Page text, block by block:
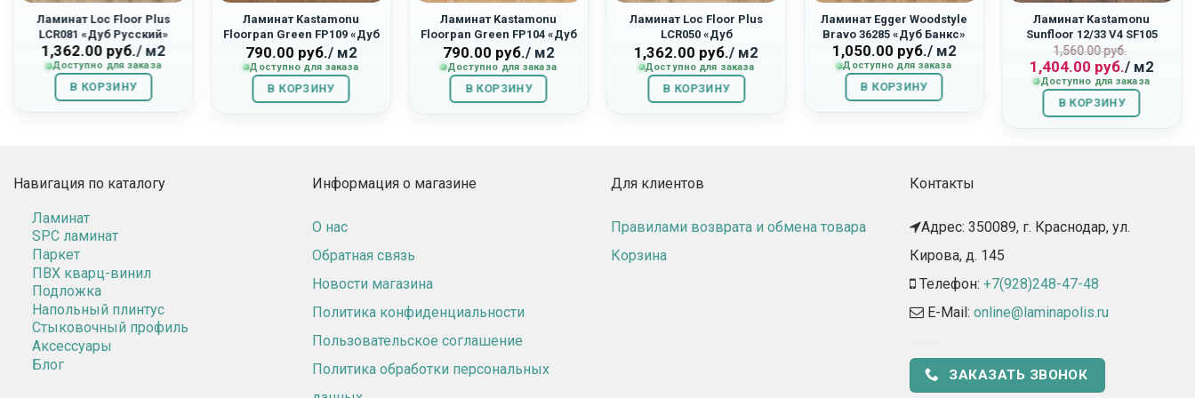
Ламинат Loc Floor Plus
LCR081 «Дуб Русский»
1,362.00 руб./ м2
Доступно для заказа
В КОРЗИНУ
Ламинат Kastamonu
Floorpan Green FP109 «Дуб
Болонья»
790.00 руб./ м2
Доступно для заказа
В КОРЗИНУ
Ламинат Kastamonu
Floorpan Green FP104 «Дуб
Ливерпуль»
790.00 руб./ м2
Доступно для заказа
В КОРЗИНУ
Ламинат Loc Floor Plus
LCR050 «Дуб
Оригинальный»
1,362.00 руб./ м2
Доступно для заказа
В КОРЗИНУ
Ламинат Egger Woodstyle
Bravo 36285 «Дуб Банкс»
1,050.00 руб./ м2
Доступно для заказа
В КОРЗИНУ
Ламинат Kastamonu
Sunfloor 12/33 V4 SF105
«Дуб Альгамбра»
1,560.00руб.
цена
составляла
1,560.00
руб..
1,404.00 руб.
Текущая
цена:
1,404.00
руб..
/ м2
Доступно для заказа
В КОРЗИНУ
Навигация по каталогу
Ламинат
SPC ламинат
Паркет
ПВХ кварц-винил
Подложка
Напольный плинтус
Стыковочный профиль
Аксессуары
Блог
Информация о магазине
О нас
Обратная связь
Новости магазина
Политика конфиденциальности
Пользовательское соглашение
Политика обработки персональных
Для клиентов
Правилами возврата и обмена товара
Корзина
Контакты
Адрес: 350089, г. Краснодар, ул.
Кирова, д. 145​
Телефон: +7(928)248-47-48
E-Mail: online@laminapolis.ru
ЗАКАЗАТЬ ЗВОНОК